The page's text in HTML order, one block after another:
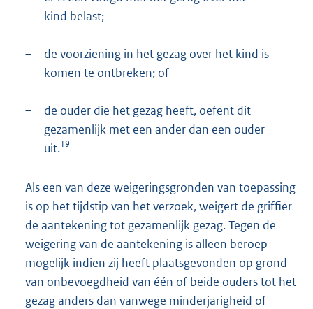
kind belast;
–
de voorziening in het gezag over het kind is
komen te ontbreken; of
–
de ouder die het gezag heeft, oefent dit
gezamenlijk met een ander dan een ouder
uit.19
Als een van deze weigeringsgronden van toepassing
is op het tijdstip van het verzoek, weigert de griffier
de aantekening tot gezamenlijk gezag. Tegen de
weigering van de aantekening is alleen beroep
mogelijk indien zij heeft plaatsgevonden op grond
van onbevoegdheid van één of beide ouders tot het
gezag anders dan vanwege minderjarigheid of